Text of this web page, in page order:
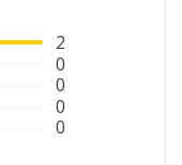
2
0
0
0
0